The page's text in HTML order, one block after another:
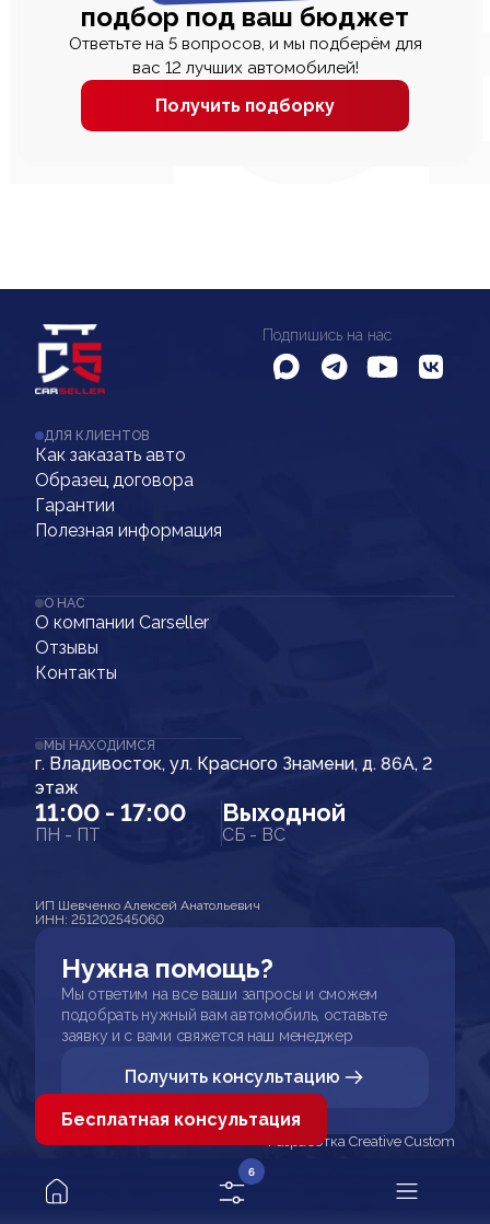
подбор под ваш бюджет
Ответьте на 5 вопросов, и мы подберём для
вас 12 лучших автомобилей!
Получить подборку
Подпишись на нас
ДЛЯ КЛИЕНТОВ
Как заказать авто
Образец договора
Гарантии
Полезная информация
О НАС
О компании Carseller
Отзывы
Контакты
МЫ НАХОДИМСЯ
г. Владивосток, ул. Красного Знамени, д. 86А, 2
этаж
11:00 - 17:00
ПН - ПТ
Выходной
СБ - ВС
ИП Шевченко Алексей Анатольевич
ИНН: 251202545060
Нужна помощь?
Мы ответим на все ваши запросы и сможем
подобрать нужный вам автомобиль, оставьте
заявку и с вами свяжется наш менеджер
Получить консультацию
Разработка Creative Custom
6
Бесплатная консультация